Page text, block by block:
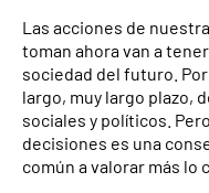
Las acciones de
toman ahora van a
sociedad del futuro.
largo, muy largo plazo,
sociales y políticos.
decisiones es una
común a valorar más lo